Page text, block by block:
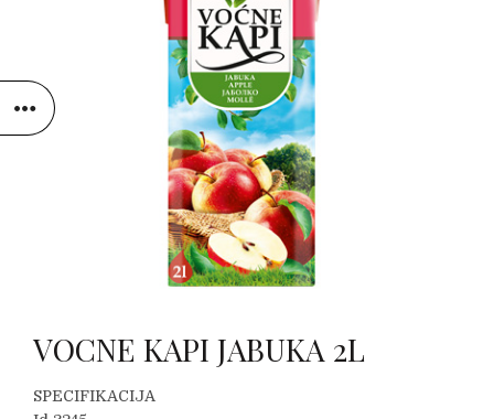
VOCNE KAPI JABUKA 2L
SPECIFIKACIJA